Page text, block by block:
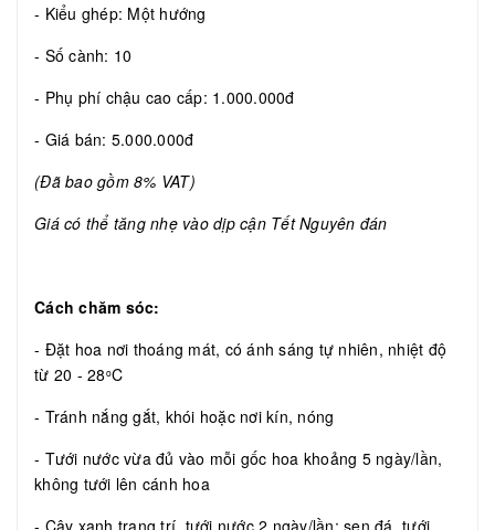
- Kiểu ghép: Một hướng
- Số cành: 10
- Phụ phí chậu cao cấp: 1.000.000đ
- Giá bán: 5.000.000đ
(Đã bao gồm 8% VAT)
Giá có thể tăng nhẹ vào dịp cận Tết Nguyên đán
Cách chăm sóc:
- Đặt hoa nơi thoáng mát, có ánh sáng tự nhiên, nhiệt độ
từ 20 - 28oC
- Tránh nắng gắt, khói hoặc nơi kín, nóng
- Tưới nước vừa đủ vào mỗi gốc hoa khoảng 5 ngày/lần,
không tưới lên cánh hoa